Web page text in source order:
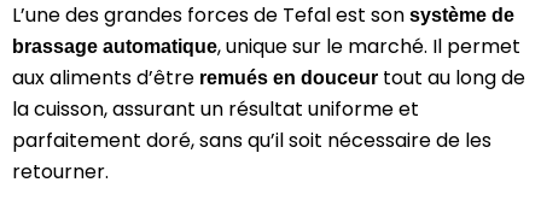
L’une des grandes forces de Tefal est son système de
brassage automatique, unique sur le marché. Il permet
aux aliments d’être remués en douceur tout au long de
la cuisson, assurant un résultat uniforme et
parfaitement doré, sans qu’il soit nécessaire de les
retourner.